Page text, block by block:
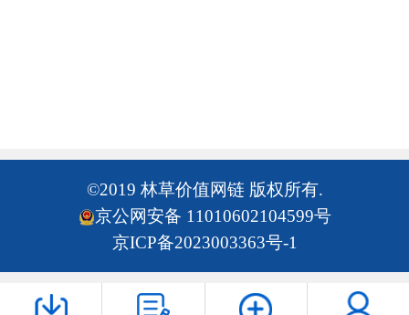
©2019 林草价值网链 版权所有.
京公网安备 11010602104599号
京ICP备2023003363号-1